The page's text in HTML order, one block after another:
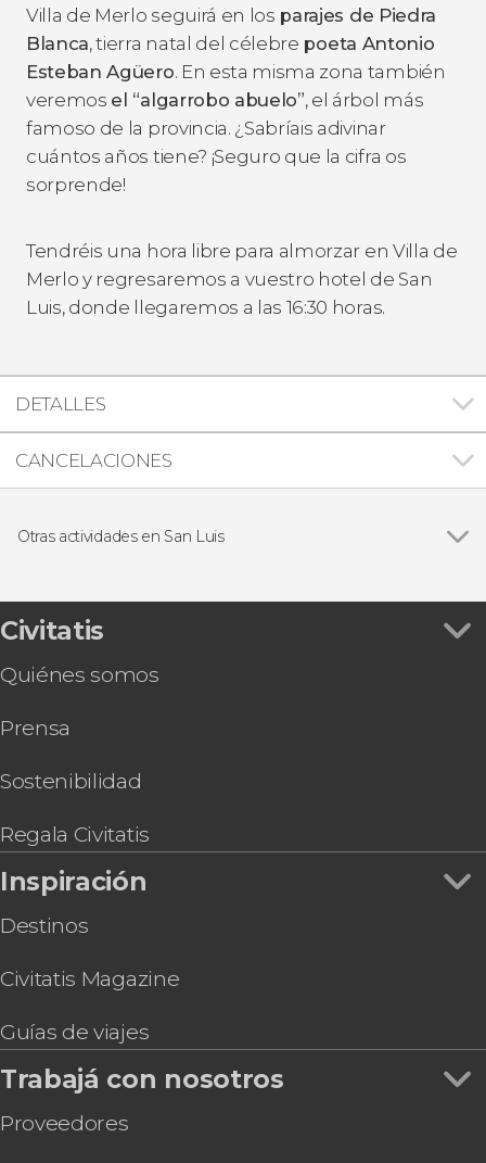
Villa de Merlo seguirá en los parajes de Piedra
Blanca, tierra natal del célebre poeta Antonio
Esteban Agüero. En esta misma zona también
veremos el “algarrobo abuelo”, el árbol más
famoso de la provincia. ¿Sabríais adivinar
cuántos años tiene? ¡Seguro que la cifra os
sorprende!
Tendréis una hora libre para almorzar en Villa de
Merlo y regresaremos a vuestro hotel de San
Luis, donde llegaremos a las 16:30 horas.
DETALLES
CANCELACIONES
Otras actividades en San Luis
Civitatis
Quiénes somos
Prensa
Sostenibilidad
Regala Civitatis
Inspiración
Destinos
Civitatis Magazine
Guías de viajes
Trabajá con nosotros
Proveedores